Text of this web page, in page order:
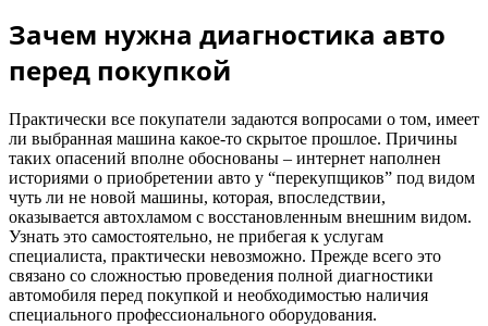
Зачем нужна диагностика авто
перед покупкой
Практически все покупатели задаются вопросами о том, имеет
ли выбранная машина какое-то скрытое прошлое. Причины
таких опасений вполне обоснованы – интернет наполнен
историями о приобретении авто у “перекупщиков” под видом
чуть ли не новой машины, которая, впоследствии,
оказывается автохламом с восстановленным внешним видом.
Узнать это самостоятельно, не прибегая к услугам
специалиста, практически невозможно. Прежде всего это
связано со сложностью проведения полной диагностики
автомобиля перед покупкой и необходимостью наличия
специального профессионального оборудования.